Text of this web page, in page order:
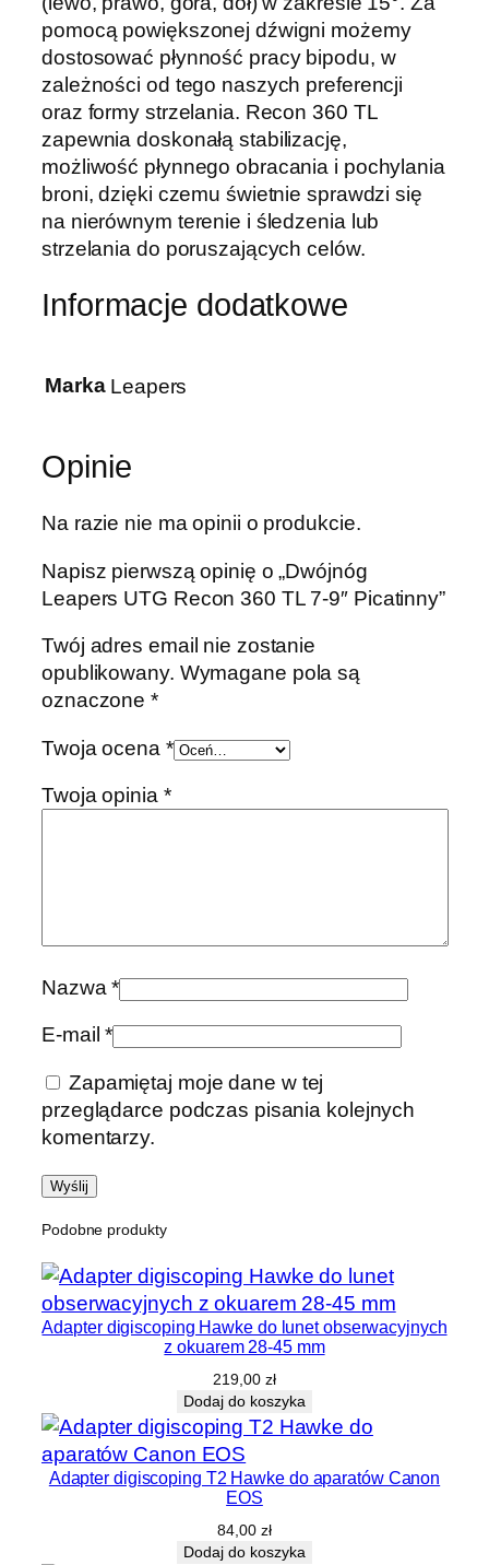
pomocą powiększonej dźwigni możemy
dostosować płynność pracy bipodu, w
zależności od tego naszych preferencji
oraz formy strzelania. Recon 360 TL
zapewnia doskonałą stabilizację,
możliwość płynnego obracania i pochylania
broni, dzięki czemu świetnie sprawdzi się
na nierównym terenie i śledzenia lub
strzelania do poruszających celów.
Informacje dodatkowe
Marka Leapers
Opinie
Na razie nie ma opinii o produkcie.
Napisz pierwszą opinię o „Dwójnóg
Leapers UTG Recon 360 TL 7-9″ Picatinny”
Twój adres email nie zostanie
opublikowany. Wymagane pola są
oznaczone*
Twoja ocena *
Twoja opinia *
Nazwa*
E-mail*
Zapamiętaj moje dane w tej
przeglądarce podczas pisania kolejnych
komentarzy.
Podobne produkty
Adapter digiscoping Hawke do lunet obserwacyjnych
z okuarem 28-45 mm
219,00 zł
Dodaj do koszyka
Adapter digiscoping T2 Hawke do aparatów Canon
EOS
84,00 zł
Dodaj do koszyka